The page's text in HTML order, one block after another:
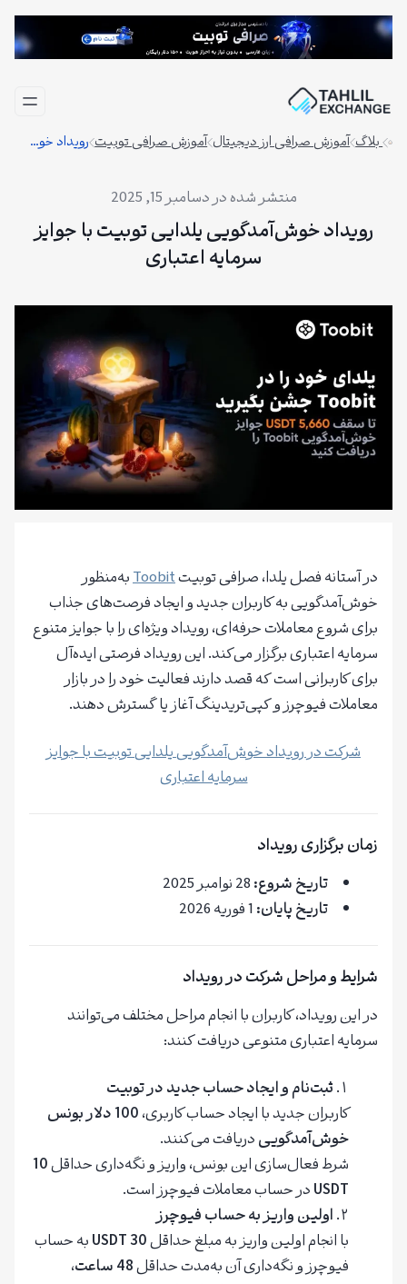
رفتن
بلاگ آموزش صرافی ارز دیجیتال آموزش صرافی توبیت رویداد خوش‌آمدگویی یلدایی توبیت با جوایز سرمایه اعتباری
دسامبر 15, 2025
رویداد خوش‌آمدگویی یلدایی توبیت با جوایز
سرمایه اعتباری
در آستانه فصل یلدا، صرافی توبیتToobitبه‌منظور
خوش‌آمدگویی به کاربران جدید و ایجاد فرصت‌های جذاب
برای شروع معاملات حرفه‌ای، رویداد ویژه‌ای را با جوایز متنوع
سرمایه اعتباری برگزار می‌کند. این رویداد فرصتی ایده‌آل
برای کاربرانی است که قصد دارند فعالیت خود را در بازار
معاملات فیوچرز و کپی‌تریدینگ آغاز یا گسترش دهند.
شرکت در رویداد خوش‌آمدگویی یلدایی توبیت با جوایز
سرمایه اعتباری
زمان برگزاری رویداد
تاریخ شروع:
تاریخ پایان:
شرایط و مراحل شرکت در رویداد
در این رویداد، کاربران با انجام مراحل مختلف می‌توانند
سرمایه اعتباری متنوعی دریافت کنند:
ثبت‌نام و ایجاد حساب جدید در توبیت
کاربران جدید با ایجاد حساب کاربری،
100 دلار بونس
خوش‌آمدگوییدریافت می‌کنند.
شرط فعال‌سازی این بونس، واریز و نگه‌داری حداقل10
USDTدر حساب معاملات فیوچرز است.
اولین واریز به حساب فیوچرز
با انجام اولین واریز به مبلغ حداقل30 USDT
به حساب
فیوچرز و نگه‌داری آن به‌مدت حداقل48 ساعت
،